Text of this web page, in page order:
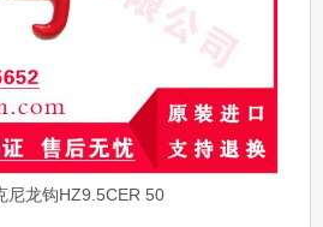
尼龙钩HZ9.5CER 50